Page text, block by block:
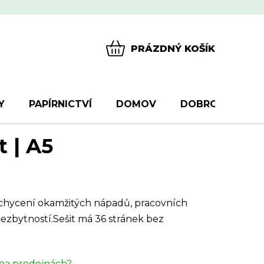
PRÁZDNÝ KOŠÍK
PAPÍRNICTVÍ DOMOV DOBROTY
| A5
okamžitých nápadů, pracovních
má 36 stránek bez